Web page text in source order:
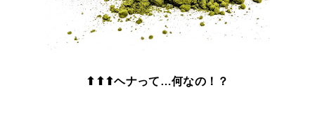
⬆⬆⬆ヘナって…何なの！？